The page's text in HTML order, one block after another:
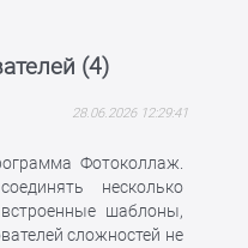
(4)
28.06.2026 12:29:41
Фотоколлаж.
несколько
шаблоны,
сложностей не